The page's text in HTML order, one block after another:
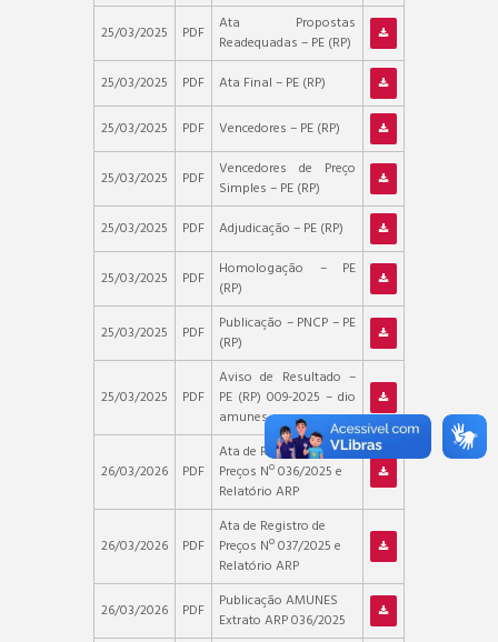
25/03/2025 PDF
Ata Propostas
Readequadas – PE (RP)
25/03/2025
PDF Ata Final – PE (RP)
25/03/2025 PDF Vencedores – PE (RP)
25/03/2025 PDF
Vencedores de Preço
Simples – PE (RP)
25/03/2025
PDF Adjudicação – PE (RP)
25/03/2025 PDF
Homologação – PE
(RP)
25/03/2025
PDF
Publicação – PNCP – PE
(RP)
25/03/2025 PDF
Aviso de Resultado –
PE (RP) 009-2025 – dio
amunes
26/03/2026 PDF
Ata de Registro de
Preços Nº 036/2025 e
Relatório ARP
26/03/2026 PDF
Ata de Registro de
Preços Nº 037/2025 e
Relatório ARP
26/03/2026
PDF
Publicação AMUNES
Extrato ARP 036/2025